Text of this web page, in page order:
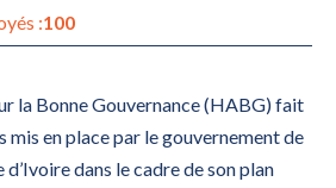
:100
la Bonne Gouvernance (HABG) fait
mis en place par le gouvernement de
dans le cadre de son plan